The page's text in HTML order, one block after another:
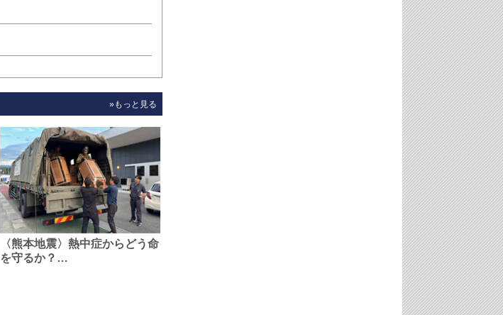
»もっと見る
〈熊本地震〉熱中症からどう命
を守るか？…